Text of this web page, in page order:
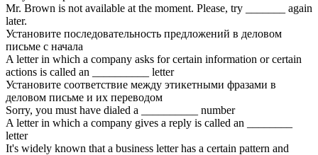
Mr. Brown is not available at the moment. Please, try _______ again
later.
Установите последовательность предложений в деловом
письме с начала
A letter in which a company asks for certain information or certain
actions is called an __________ letter
Установите соответствие между этикетными фразами в
деловом письме и их переводом
Sorry, you must have dialed a __________ number
A letter in which a company gives a reply is called an ________
letter
It's widely known that a business letter has a certain pattern and